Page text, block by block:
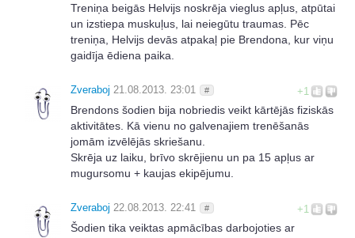
Treniņa beigās Helvijs noskrēja vieglus apļus, atpūtai
un izstiepa muskuļus, lai neiegūtu traumas. Pēc
treniņa, Helvijs devās atpakaļ pie Brendona, kur viņu
gaidīja ēdiena paika.
+1
Zveraboj 21.08.2013. 23:01 #
Brendons šodien bija nobriedis veikt kārtējās fiziskās
aktivitātes. Kā vienu no galvenajiem trenēšanās
jomām izvēlējās skriešanu.
Skrēja uz laiku, brīvo skrējienu un pa 15 apļus ar
mugursomu + kaujas ekipējumu.
+1
Zveraboj 22.08.2013. 22:41 #
Šodien tika veiktas apmācības darbojoties ar